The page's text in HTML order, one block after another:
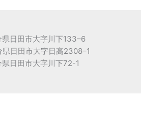
日田市大字川下133–6
日田市大字日高2308–1
日田市大字川下72-1